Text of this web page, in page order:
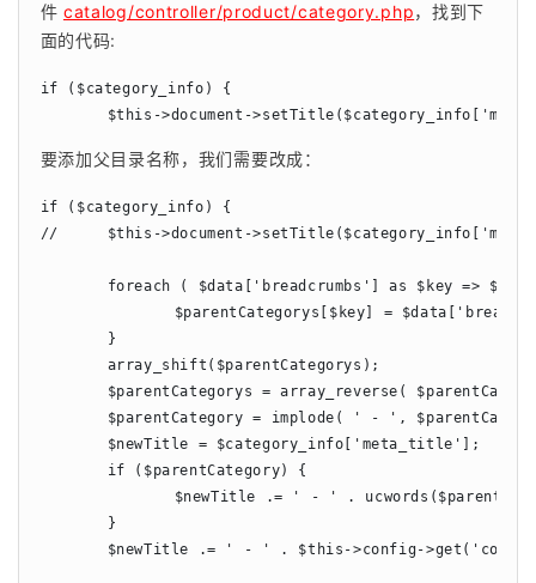
件 catalog/controller/product/category.php，找到下
面的代码:
if ($category_info) {
$this->document-
要添加父目录名称，我们需要改成：
if ($category_info) {
//	$this->document->setTitle($category_info['meta_title']);